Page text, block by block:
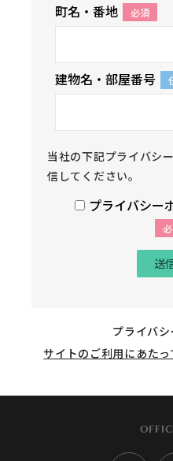
町名・番地 必須
建物名・部屋番号
当社の下記プライバシ
信してください。
プライバシー
プライバシ
サイトのご利用にあたっ